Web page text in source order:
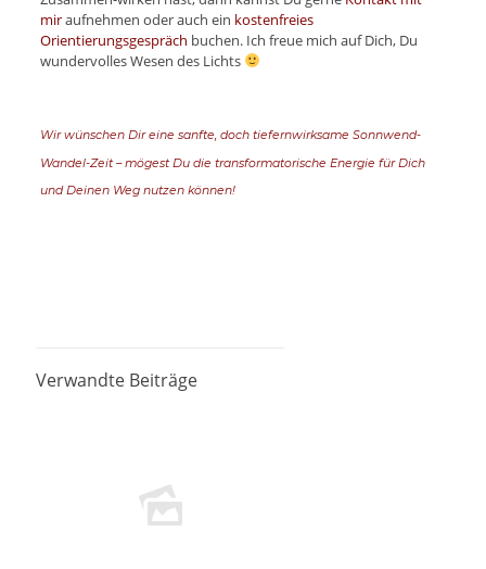
miraufnehmen oder auch ein kostenfreies
Orientierungsgespräch buchen. Ich freue mich auf Dich, Du
wundervolles Wesen des Lichts
Wir wünschen Dir eine sanfte, doch tiefernwirksame Sonnwend-
Wandel-Zeit – mögest Du die transformatorische Energie für Dich
und Deinen Weg nutzen können!
Verwandte Beiträge